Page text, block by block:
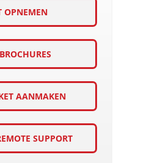
OPNEMEN
AANMAKEN
SUPPORT